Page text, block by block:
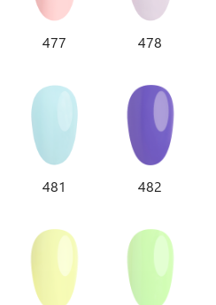
477 478
481 482